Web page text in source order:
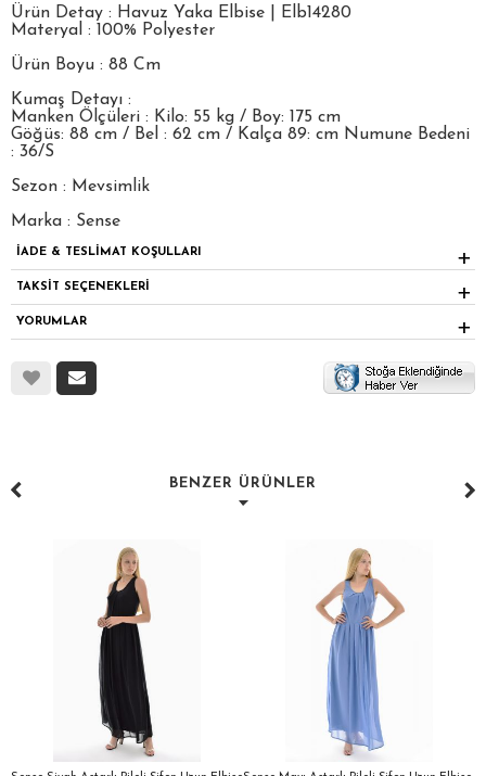
Ürün Detay : Havuz Yaka Elbise | Elb14280
Materyal : 100% Polyester
Ürün Boyu : 88 Cm
Kumaş Detayı :
Manken Ölçüleri : Kilo: 55 kg / Boy: 175 cm
Göğüs: 88 cm / Bel : 62 cm / Kalça 89: cm Numune Bedeni
: 36/S
Sezon : Mevsimlik
Marka : Sense
İADE & TESLİMAT KOŞULLARI
TAKSİT SEÇENEKLERİ
YORUMLAR
BENZER ÜRÜNLER